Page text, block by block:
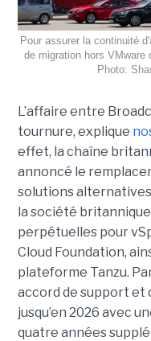
Pour assurer la continuité
de migration hors VMware
Photo:
L’affaire entre
tournure, explique
effet, la chaîne
annoncé le
solutions
la société
perpétuelles pour
Cloud Foundation,
plateforme Tanzu.
accord de support et
jusqu’en 2026 avec
quatre années